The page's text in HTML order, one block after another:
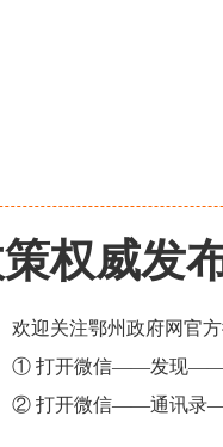
权威发
欢迎关注鄂州政府网官
① 打开微信——发现——
② 打开微信——通讯录